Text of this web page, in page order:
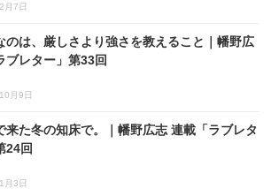
月7日
のは、厳しさより強さを教えること｜幡野広
ブレター」第33回
月9日
来た冬の知床で。｜幡野広志 連載「ラブレタ
24回
月3日